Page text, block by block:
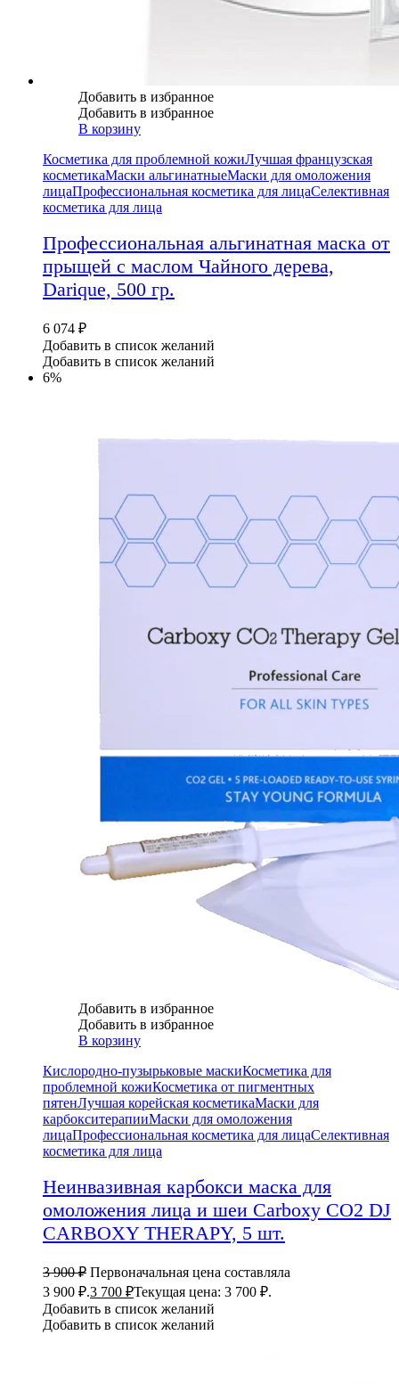
Добавить в избранное
Добавить в избранное
В корзину
Косметика для проблемной кожиЛучшая французская
косметикаМаски альгинатныеМаски для омоложения
лицаПрофессиональная косметика для лицаСелективная
косметика для лица
Профессиональная альгинатная маска от
прыщей с маслом Чайного дерева,
Darique, 500 гр.
6 074 ₽
Добавить в список желаний
Добавить в список желаний
6%
Добавить в избранное
Добавить в избранное
В корзину
Кислородно-пузырьковые маскиКосметика для
проблемной кожиКосметика от пигментных
пятенЛучшая корейская косметикаМаски для
карбокситерапииМаски для омоложения
лицаПрофессиональная косметика для лицаСелективная
косметика для лица
Неинвазивная карбокси маска для
омоложения лица и шеи Carboxy CO2 DJ
CARBOXY THERAPY, 5 шт.
3 900₽ Первоначальная цена составляла
3 900 ₽.3 700 ₽Текущая цена: 3 700 ₽.
Добавить в список желаний
Добавить в список желаний